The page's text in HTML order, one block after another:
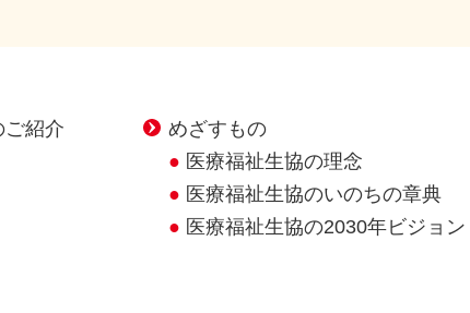
紹介
めざすもの
医療福祉生協の理念
医療福祉生協のいのちの章典
医療福祉生協の2030年ビジョン